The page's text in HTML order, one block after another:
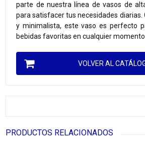
parte de nuestra línea de vasos de
para satisfacer tus necesidades diarias.
y minimalista, este vaso es perfecto
bebidas favoritas en cualquier momento.
VOLVER AL
PRODUCTOS RELACIONADOS